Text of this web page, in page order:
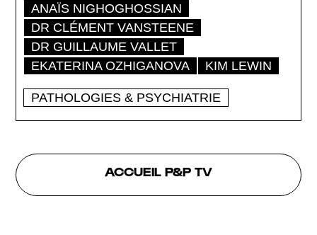
ANAÏS NIGHOGHOSSIAN
DR CLÉMENT VANSTEENE
DR GUILLAUME VALLET
EKATERINA OZHIGANOVA
KIM LEWIN
PATHOLOGIES & PSYCHIATRIE
ACCUEIL P&P TV